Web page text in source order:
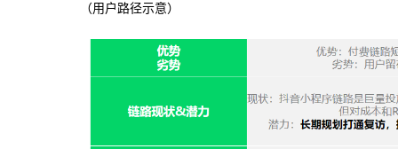
（用户路径示意）